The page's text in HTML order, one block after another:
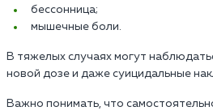
бессонница;
мышечные боли.
В тяжелых случаях могут
новой дозе и даже суицидальные
Важно понимать, что